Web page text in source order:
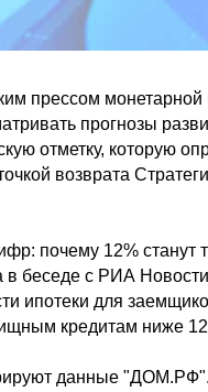
прессом
прогнозы
отметку, которую
возврата
почему 12% станут
в беседе с РИА
ипотеки для
кредитам ниже
данные